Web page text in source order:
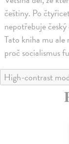
češtiny. Po
nepotřebuje
Tato kniha mu
proč socialismus
High-contrast